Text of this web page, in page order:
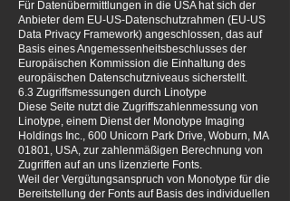
Für Datenübermittlungen in die USA hat sich der
Anbieter dem EU-US-Datenschutzrahmen (EU-US
Data Privacy Framework) angeschlossen, das auf
Basis eines Angemessenheitsbeschlusses der
Europäischen Kommission die Einhaltung des
europäischen Datenschutzniveaus sicherstellt.
6.3 Zugriffsmessungen durch Linotype
Diese Seite nutzt die Zugriffszahlenmessung von
Linotype, einem Dienst der Monotype Imaging
Holdings Inc., 600 Unicorn Park Drive, Woburn, MA
01801, USA, zur zahlenmäßigen Berechnung von
Zugriffen auf an uns lizenzierte Fonts.
Weil der Vergütungsanspruch von Monotype für die
Bereitstellung der Fonts auf Basis des individuellen